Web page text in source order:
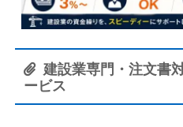
建設業専門・注文書
ービス